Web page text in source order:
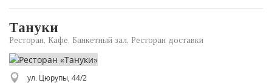
Тануки
Ресторан, Кафе, Банкетный зал, Ресторан доставки
ул. Цюрупы, 44/2